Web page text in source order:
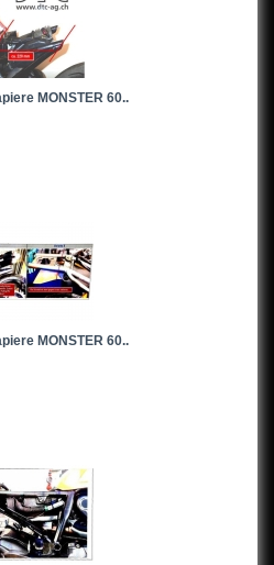
MONSTER 60..
MONSTER 60..